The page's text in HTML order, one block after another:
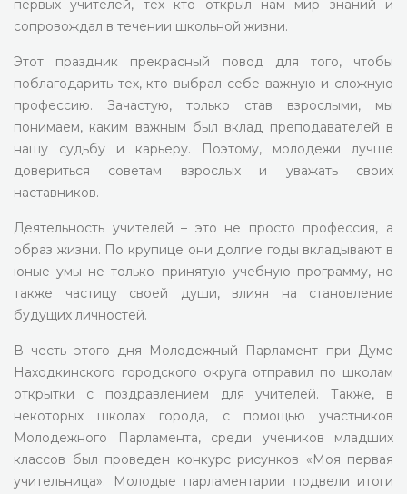
первых учителей, тех кто открыл нам мир знаний и
сопровождал в течении школьной жизни.
Этот праздник прекрасный повод для того, чтобы
поблагодарить тех, кто выбрал себе важную и сложную
профессию. Зачастую, только став взрослыми, мы
понимаем, каким важным был вклад преподавателей в
нашу судьбу и карьеру. Поэтому, молодежи лучше
довериться советам взрослых и уважать своих
наставников.
Деятельность учителей – это не просто профессия, а
образ жизни. По крупице они долгие годы вкладывают в
юные умы не только принятую учебную программу, но
также частицу своей души, влияя на становление
будущих личностей.
В честь этого дня Молодежный Парламент при Думе
Находкинского городского округа отправил по школам
открытки с поздравлением для учителей. Также, в
некоторых школах города, с помощью участников
Молодежного Парламента, среди учеников младших
классов был проведен конкурс рисунков «Моя первая
учительница». Молодые парламентарии подвели итоги